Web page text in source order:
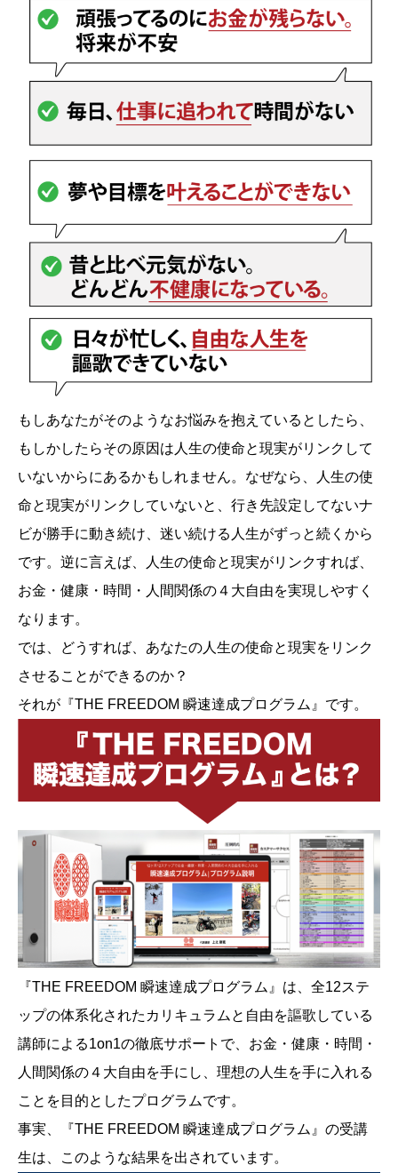
もしあなたがそのようなお悩みを抱えているとしたら、
もしかしたらその原因は人生の使命と現実がリンクして
いないからにあるかもしれません。なぜなら、人生の使
命と現実がリンクしていないと、行き先設定してないナ
ビが勝手に動き続け、迷い続ける人生がずっと続くから
です。逆に言えば、人生の使命と現実がリンクすれば、
お金・健康・時間・人間関係の４大自由を実現しやすく
なります。
では、どうすれば、あなたの人生の使命と現実をリンク
させることができるのか？
それが『THE FREEDOM 瞬速達成プログラム』です。
『THE FREEDOM 瞬速達成プログラム』は、全12ステ
ップの体系化されたカリキュラムと自由を謳歌している
講師による1on1の徹底サポートで、お金・健康・時間・
人間関係の４大自由を手にし、理想の人生を手に入れる
ことを目的としたプログラムです。
事実、『THE FREEDOM 瞬速達成プログラム』の受講
生は、このような結果を出されています。